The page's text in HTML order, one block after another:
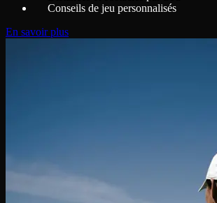
Conseils de jeu personnalisés
En savoir plus